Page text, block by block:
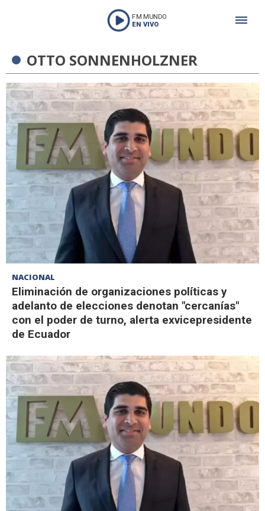
FM MUNDO
EN VIVO
OTTO SONNENHOLZNER
NACIONAL
Eliminación de organizaciones políticas y
adelanto de elecciones denotan "cercanías"
con el poder de turno, alerta exvicepresidente
de Ecuador